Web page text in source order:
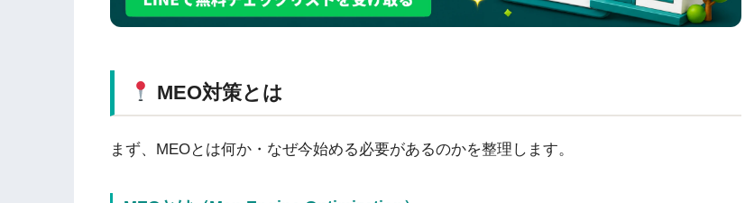
MEO対策とは
まず、MEOとは何か・なぜ今始める必要があるのかを整理します。